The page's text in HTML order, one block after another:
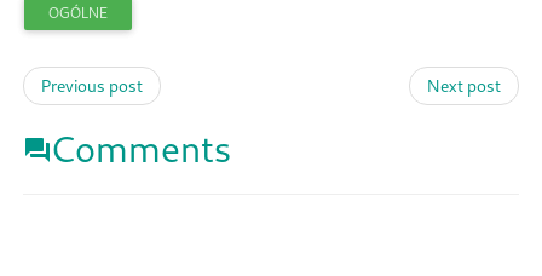
OGÓLNE
Previous post Next post
Comments